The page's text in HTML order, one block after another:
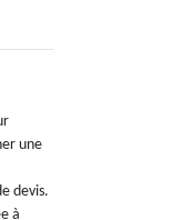
une
devis.
à